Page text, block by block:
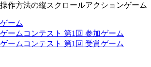
作方法の縦スクロールアクションゲーム
ーム
ームコンテスト 第1回 参加ゲーム
ームコンテスト 第1回 受賞ゲーム